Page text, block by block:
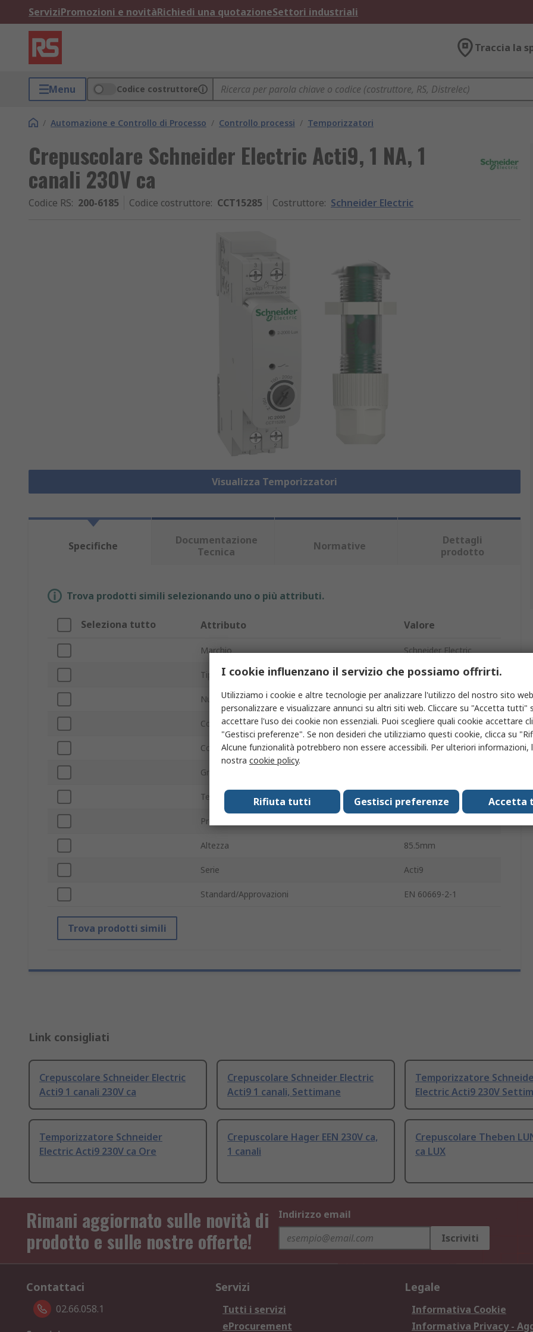
ServiziPromozioni e novitàRichiedi una quotazioneSettori industriali
Traccia la
Menu Codice costruttore
/ Automazione e Controllo di Processo / Controllo processi / Temporizzatori
Crepuscolare Schneider Electric Acti9, 1 NA, 1
canali 230V ca
Codice RS: 200-6185 Codice costruttore: CCT15285 Costruttore: Schneider Electric
Visualizza Temporizzatori
Specifiche
Documentazione
Tecnica
Normative
Dettagli
prodotto
Trova prodotti simili selezionando uno o più attributi.
Seleziona tutto Attributo Valore
Marchio Schneider Electric
Tipo prodotto Crepuscolare
Numero di canali 1
Con terminazione/senza terminazione Morsetto a vite
Configurazione contatto 1 NA
Grado IP
Tensione massima di alimentazione 230V ca
Profondità
Altezza 85.5mm
Serie Acti9
Standard/Approvazioni EN 60669-2-1
Trova prodotti simili
Link consigliati
Crepuscolare Schneider Electric
Acti9 1 canali 230V ca
Crepuscolare Schneider Electric
Acti9 1 canali, Settimane
Temporizzatore
Electric Acti9 230V
Temporizzatore Schneider
Electric Acti9 230V ca Ore
Crepuscolare Hager EEN 230V ca,
1 canali
Crepuscolare Theben
ca LUX
Rimani aggiornato sulle novità di
prodotto e sulle nostre offerte!
Indirizzo email
Iscriviti
Contattaci
02.66.058.1
Servizi
Tutti i servizi
eProcurement
Legale
Informativa Cookie
Informativa Privacy -
I cookie influenzano il servizio che possiamo offrirti.
Utilizziamo i cookie e altre tecnologie per analizzare l'utilizzo del nostro sito
personalizzare e visualizzare annunci su altri siti web. Cliccare su "Accetta tutti"
accettare l'uso dei cookie non essenziali. Puoi scegliere quali cookie accettare
"Gestisci preferenze". Se non desideri che utilizziamo questi cookie, clicca su
Alcune funzionalità potrebbero non essere accessibili. Per ulteriori informazioni,
nostra cookie policy.
Accetta
Gestisci preferenze
Rifiuta tutti